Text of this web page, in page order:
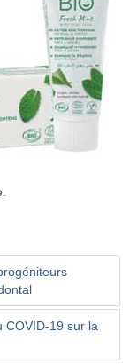
COVID-19 sur la